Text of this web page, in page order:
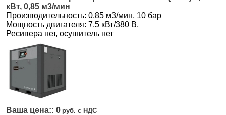
кВт, 0,85 м3/мин
Производительность: 0,85 м3/мин, 10 бар
Мощность двигателя: 7.5 кВт/380 В,
Ресивера нет, осушитель нет
0